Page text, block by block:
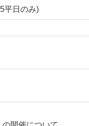
平日のみ)